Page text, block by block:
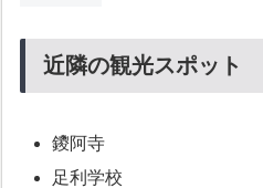
近隣の観光スポット
鑁阿寺
足利学校